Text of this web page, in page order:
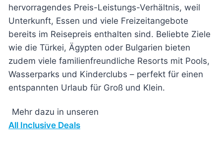
hervorragendes Preis-Leistungs-Verhältnis, weil
Unterkunft, Essen und viele Freizeitangebote
bereits im Reisepreis enthalten sind. Beliebte Ziele
wie die Türkei, Ägypten oder Bulgarien bieten
zudem viele familienfreundliche Resorts mit Pools,
Wasserparks und Kinderclubs – perfekt für einen
entspannten Urlaub für Groß und Klein.
Mehr dazu in unseren
All Inclusive Deals